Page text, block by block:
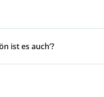
ist es auch‘?